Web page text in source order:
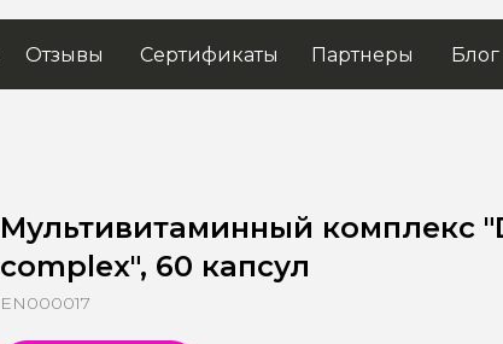
Блог
Партнеры
Сертификаты
Отзывы
Мультивитаминный комплекс
complex", 60 капсул
EN000017